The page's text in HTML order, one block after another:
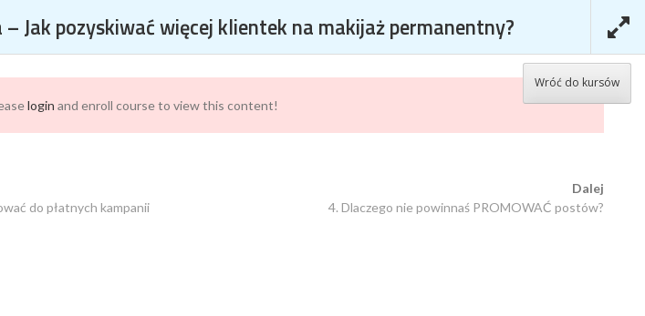
MOJE KONTO
WIĘCEJ KLIENTEK NA
Jak pozyskiwać więcej klientek na makijaż permanentny?
Wróć do kursów
login and enroll course to view this content!
do płatnych kampanii
Dalej
4. Dlaczego nie powinnaś PROMOWAĆ postów?